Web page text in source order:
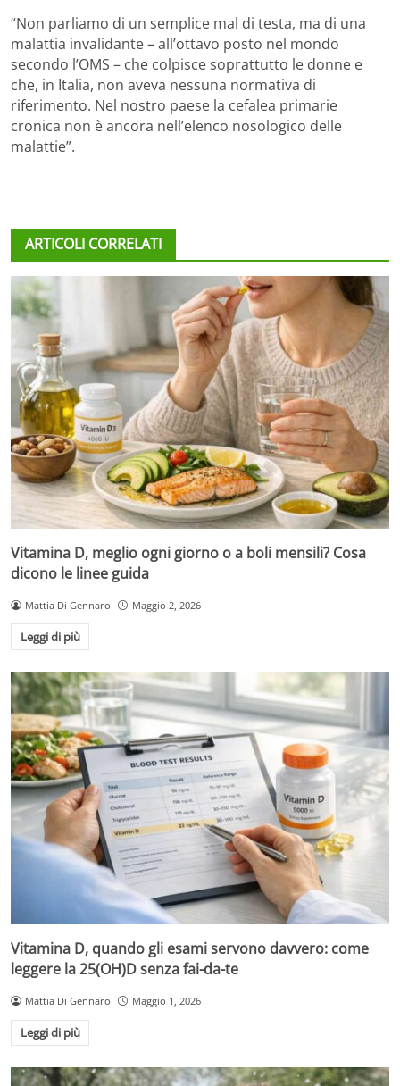
“Non parliamo di un semplice mal di testa, ma di una
malattia invalidante – all’ottavo posto nel mondo
secondo l’OMS – che colpisce soprattutto le donne e
che, in Italia, non aveva nessuna normativa di
riferimento. Nel nostro paese la cefalea primarie
cronica non è ancora nell’elenco nosologico delle
malattie”.
ARTICOLI CORRELATI
Vitamina D, meglio ogni giorno o a boli mensili? Cosa
dicono le linee guida
Mattia Di Gennaro Maggio 2, 2026
Leggi di più
Vitamina D, quando gli esami servono davvero: come
leggere la 25(OH)D senza fai-da-te
Mattia Di Gennaro Maggio 1, 2026
Leggi di più